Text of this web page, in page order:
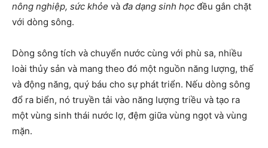
nông nghiệp, sức khỏe và đa dạng sinh học đều gắn chặt
với dòng sông.
Dòng sông tích và chuyển nước cùng với phù sa, nhiều
loài thủy sản và mang theo đó một nguồn năng lượng, thế
và động năng, quý báu cho sự phát triển. Nếu dòng sông
đổ ra biển, nó truyền tải vào năng lượng triều và tạo ra
một vùng sinh thái nước lợ, đệm giữa vùng ngọt và vùng
mặn.